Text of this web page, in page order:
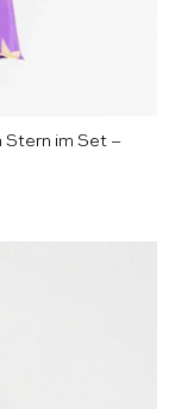
im Set –